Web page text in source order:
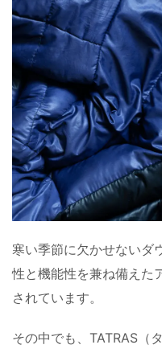
寒い季節に欠かせないダ
性と機能性を兼ね備えた
されています。
その中でも、TATRAS（